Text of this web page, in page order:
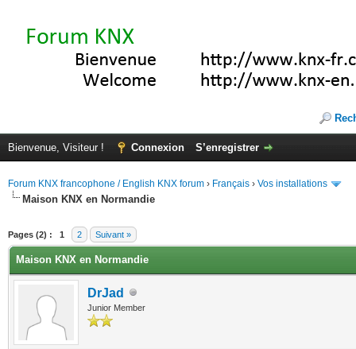
Bienvenue, Visiteur ! Connexion S’enregistrer
Forum KNX francophone / English KNX forum › Français › Vos installations
Maison KNX en Normandie
Pages (2) : 1 2 Suivant »
Maison KNX en Normandie
DrJad
Junior Member